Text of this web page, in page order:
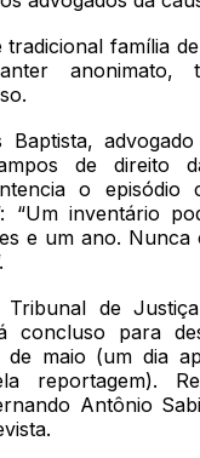
tradicional família
anonimato,
Baptista,
de direito
o episódio
“Um inventário
e um ano.
de
concluso para
de maio (um dia
reportagem).
Antônio